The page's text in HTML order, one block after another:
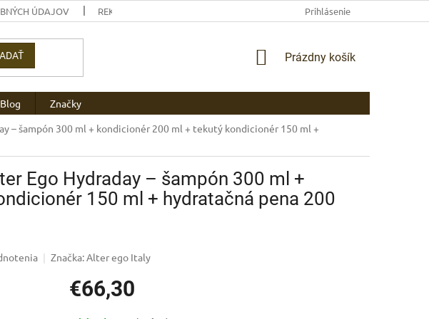
ÚDAJOV REKLAMAČNÉ PODMIENKY AKO NAKUPOVAŤ PLATBA
Prihlásenie
NÁKUPNÝ
Prázdny košík
Blog Značky
– šampón 300 ml + kondicionér 200 ml + tekutý kondicionér 150 ml +
Ego Hydraday – šampón 300 ml +
150 ml + hydratačná pena 200
Značka:Alter ego Italy
€66,30